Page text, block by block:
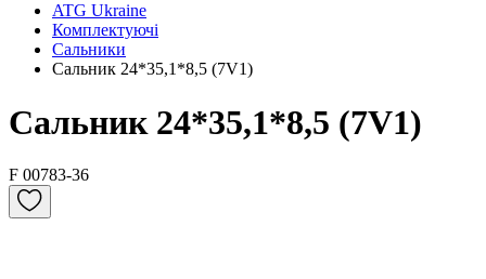
ATG Ukraine
Комплектуючі
Сальники
Сальник 24*35,1*8,5 (7V1)
Сальник 24*35,1*8,5 (7V1)
F 00783-36